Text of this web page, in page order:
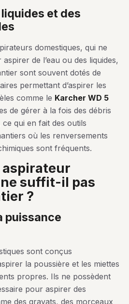
domestiques, qui ne
de l’eau ou des liquides,
sont souvent dotés de
permettant d’aspirer les
comme le Karcher WD 5
de gérer à la fois des débris
ce qui en fait des outils
où les renversements
sont fréquents.
suffit-il pas
?
sont conçus
la poussière et les miettes
propres. Ils ne possèdent
pour aspirer des
des gravats, des morceaux